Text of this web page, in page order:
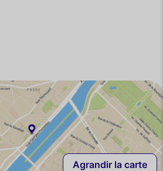
Agrandir la carte